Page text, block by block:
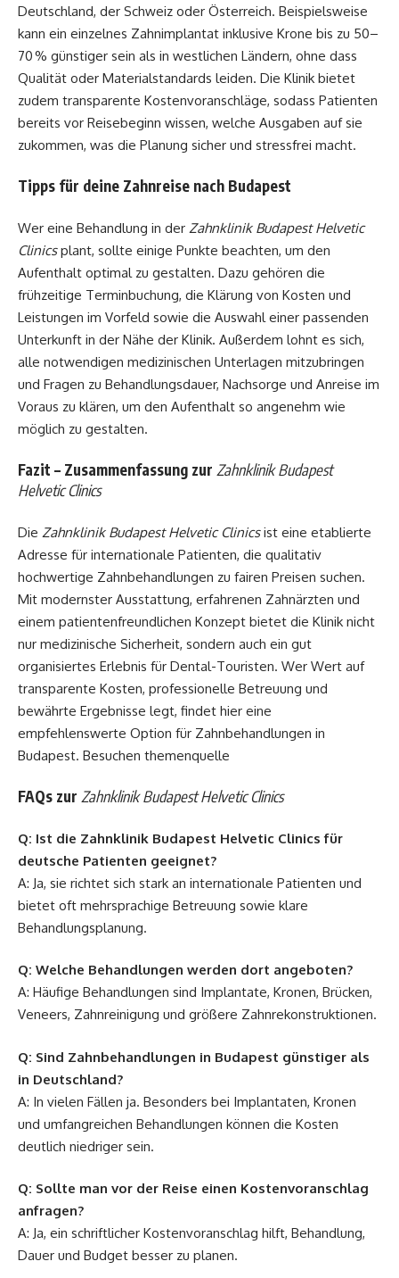
Deutschland, der Schweiz oder Österreich. Beispielsweise
kann ein einzelnes Zahnimplantat inklusive Krone bis zu 50–
70 % günstiger sein als in westlichen Ländern, ohne dass
Qualität oder Materialstandards leiden. Die Klinik bietet
zudem transparente Kostenvoranschläge, sodass Patienten
bereits vor Reisebeginn wissen, welche Ausgaben auf sie
zukommen, was die Planung sicher und stressfrei macht.
Tipps für deine Zahnreise nach Budapest
Wer eine Behandlung in der Zahnklinik Budapest Helvetic
Clinicsplant, sollte einige Punkte beachten, um den
Aufenthalt optimal zu gestalten. Dazu gehören die
frühzeitige Terminbuchung, die Klärung von Kosten und
Leistungen im Vorfeld sowie die Auswahl einer passenden
Unterkunft in der Nähe der Klinik. Außerdem lohnt es sich,
alle notwendigen medizinischen Unterlagen mitzubringen
und Fragen zu Behandlungsdauer, Nachsorge und Anreise im
Voraus zu klären, um den Aufenthalt so angenehm wie
möglich zu gestalten.
Fazit – Zusammenfassung zur Zahnklinik Budapest
Helvetic Clinics
Die Zahnklinik Budapest Helvetic Clinicsist eine etablierte
Adresse für internationale Patienten, die qualitativ
hochwertige Zahnbehandlungen zu fairen Preisen suchen.
Mit modernster Ausstattung, erfahrenen Zahnärzten und
einem patientenfreundlichen Konzept bietet die Klinik nicht
nur medizinische Sicherheit, sondern auch ein gut
organisiertes Erlebnis für Dental-Touristen. Wer Wert auf
transparente Kosten, professionelle Betreuung und
bewährte Ergebnisse legt, findet hier eine
empfehlenswerte Option für Zahnbehandlungen in
Budapest. Besuchen themenquelle
FAQs zur Zahnklinik Budapest Helvetic Clinics
Q: Ist die Zahnklinik Budapest Helvetic Clinics für
deutsche Patienten geeignet?
A: Ja, sie richtet sich stark an internationale Patienten und
bietet oft mehrsprachige Betreuung sowie klare
Behandlungsplanung.
Q: Welche Behandlungen werden dort angeboten?
A: Häufige Behandlungen sind Implantate, Kronen, Brücken,
Veneers, Zahnreinigung und größere Zahnrekonstruktionen.
Q: Sind Zahnbehandlungen in Budapest günstiger als
in Deutschland?
A: In vielen Fällen ja. Besonders bei Implantaten, Kronen
und umfangreichen Behandlungen können die Kosten
deutlich niedriger sein.
Q: Sollte man vor der Reise einen Kostenvoranschlag
anfragen?
A: Ja, ein schriftlicher Kostenvoranschlag hilft, Behandlung,
Dauer und Budget besser zu planen.